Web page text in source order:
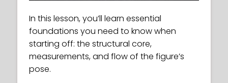
In this lesson, you’ll learn essential
foundations you need to know when
starting off: the structural core,
measurements, and flow of the figure’s
pose.